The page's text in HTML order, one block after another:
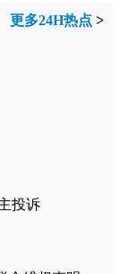
更多24H热点 >
投诉